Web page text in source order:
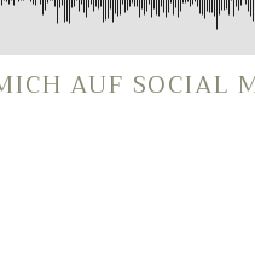
AUF SOCIAL